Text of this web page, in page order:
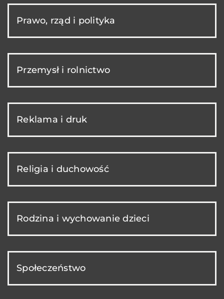
Prawo, rząd i polityka
Przemysł i rolnictwo
Reklama i druk
Religia i duchowość
Rodzina i wychowanie dzieci
Społeczeństwo